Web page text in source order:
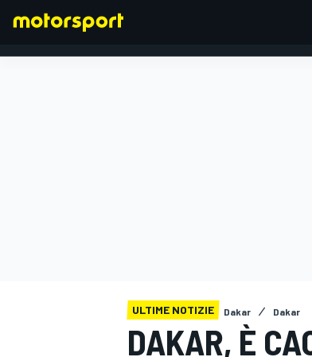
ULTIME NOTIZIE Dakar Dakar
DAKAR, È